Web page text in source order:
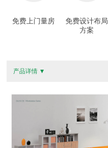
免费上门量房
免费设计布局
方案
产品详情 ▼